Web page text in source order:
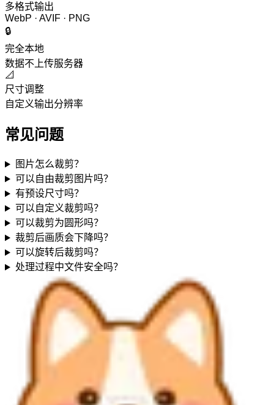
多格式输出
WebP · AVIF · PNG
🔒
完全本地
数据不上传服务器
📐
尺寸调整
自定义输出分辨率
常见问题
图片怎么裁剪？
可以自由裁剪图片吗？
有预设尺寸吗？
可以自定义裁剪吗？
可以裁剪为圆形吗？
裁剪后画质会下降吗？
可以旋转后裁剪吗？
处理过程中文件安全吗？